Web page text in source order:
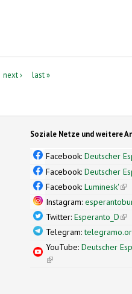
next › last »
Soziale Netze und weitere
Facebook:Deutscher
Facebook:Deutscher
Facebook:Luminesk'
Instagram:
Twitter:Esperanto_D
Telegram:
YouTube:Deutscher
(link is external)